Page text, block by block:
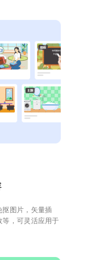
抠图片，矢量插
等，可灵活应用于